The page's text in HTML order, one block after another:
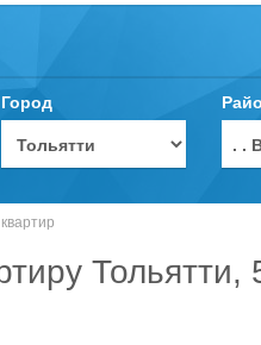
Город
. .
Тольятти,